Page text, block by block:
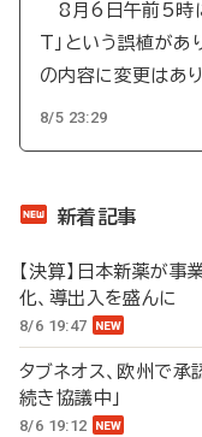
8月6日午前5時に
T」という誤植があ
の内容に変更はあり
8/5 23:29
新着記事
【決算】日本新薬が
化、導出入を盛んに
8/6 19:47
タブネオス、欧州で
続き協議中」
8/6 19:12